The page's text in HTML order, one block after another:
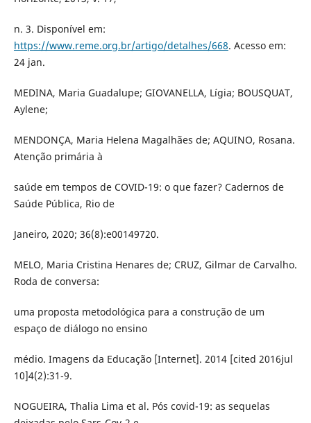
n. 3. Disponível em:
https://www.reme.org.br/artigo/detalhes/668. Acesso em:
24 jan.
MEDINA, Maria Guadalupe; GIOVANELLA, Lígia; BOUSQUAT,
Aylene;
MENDONÇA, Maria Helena Magalhães de; AQUINO, Rosana.
Atenção primária à
saúde em tempos de COVID-19: o que fazer? Cadernos de
Saúde Pública, Rio de
Janeiro, 2020; 36(8):e00149720.
MELO, Maria Cristina Henares de; CRUZ, Gilmar de Carvalho.
Roda de conversa:
uma proposta metodológica para a construção de um
espaço de diálogo no ensino
médio. Imagens da Educação [Internet]. 2014 [cited 2016jul
10]4(2):31-9.
NOGUEIRA, Thalia Lima et al. Pós covid-19: as sequelas